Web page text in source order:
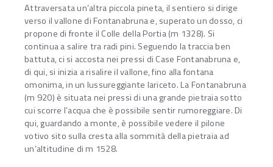
Attraversata un’altra piccola pineta, il sentiero si dirige
verso il vallone di Fontanabruna e, superato un dosso, ci
propone di fronte il Colle della Portia (m 1328). Si
continua a salire tra radi pini. Seguendo la traccia ben
battuta, ci si accosta nei pressi di Case Fontanabruna e,
di qui, si inizia a risalire il vallone, fino alla fontana
omonima, in un lussureggiante lariceto. La Fontanabruna
(m 920) è situata nei pressi di una grande pietraia sotto
cui scorre l’acqua che è possibile sentir rumoreggiare. Di
qui, guardando a monte, è possibile vedere il pilone
votivo sito sulla cresta alla sommità della pietraia ad
un’altitudine di m 1528.